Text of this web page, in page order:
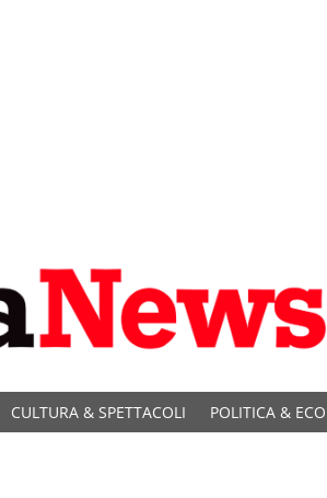
CULTURA & SPETTACOLI POLITICA &